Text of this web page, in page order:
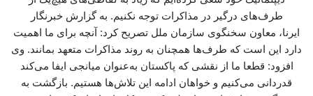
طرف‌های درگیر در مذاکرات توجه نکنیم. به گزارش خبرنگار
ایرنا، معاون سخنگوی سازمان ملل تصریح کرد: آنچه برای ما اهمیت
دارد این است که طرف‌ها همچنان به روند مذاکرات متعهد بمانند. وی
افزود: قطعا ما از نقشی که پاکستان به‌عنوان میانجی ایفا می‌کند
قدردانی می‌کنیم و خواهان ادامه این تلاش‌ها هستیم. بازگشت به